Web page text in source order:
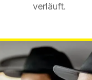
verläuft.